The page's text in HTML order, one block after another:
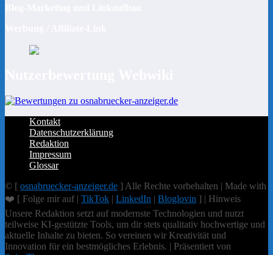
Kontakt
Datenschutzerklärung
Redaktion
Impressum
Glossar
© [ osnabruecker-anzeiger.de ] Alle Rechte vorbehalten | Made with
❤️ [ Folge mir auf | TikTok | LinkedIn | Bloglovin ] | Hinweis
Unsere Redaktion setzt auf modernste Technologien und nutzt
teilweise KI-gestützte Tools, um dir stets qualitativ hochwertige und
aktuelle Inhalte zu bieten. So vereinen wir Kreativität und
Innovation für ein bestmögliches Erlebnis. | Präsentiert von